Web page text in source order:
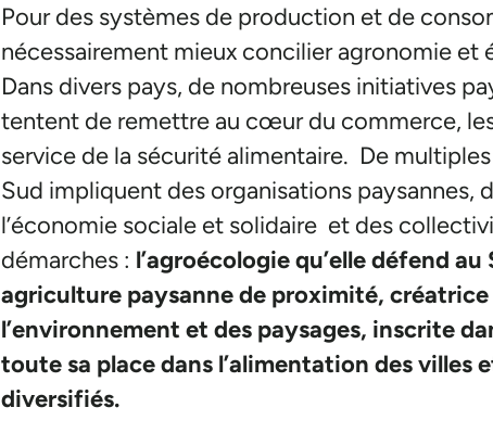
Pour des systèmes de production et de
nécessairement mieux concilier agronomie
Dans divers pays, de nombreuses initiatives
tentent de remettre au cœur du commerce,
service de la sécurité alimentaire. De
Sud impliquent des organisations paysannes,
l’économie sociale et solidaire et des
démarches : l’agroécologie qu’elle défend
agriculture paysanne de proximité,
l’environnement et des paysages, inscrite
toute sa place dans l’alimentation des villes
diversifiés.